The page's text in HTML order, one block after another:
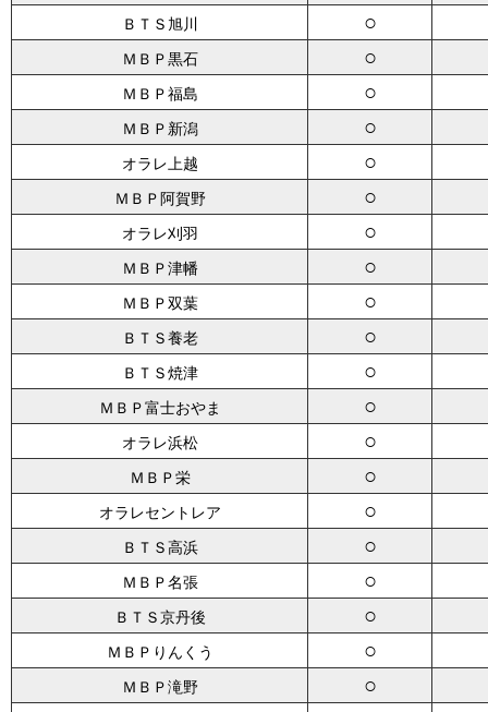
ＢＴＳ旭川 ○
ＭＢＰ黒石 ○
ＭＢＰ福島 ○
ＭＢＰ新潟 ○
オラレ上越 ○
ＭＢＰ阿賀野 ○
オラレ刈羽 ○
ＭＢＰ津幡 ○
ＭＢＰ双葉 ○
ＢＴＳ養老 ○
ＢＴＳ焼津 ○
ＭＢＰ富士おやま ○
オラレ浜松 ○
ＭＢＰ栄 ○
オラレセントレア ○
ＢＴＳ高浜 ○
ＭＢＰ名張 ○
ＢＴＳ京丹後 ○
ＭＢＰりんくう ○
ＭＢＰ滝野 ○